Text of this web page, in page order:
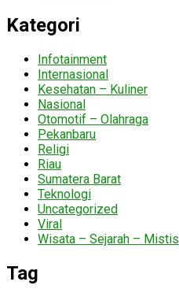
Kategori
Infotainment
Internasional
Kesehatan – Kuliner
Nasional
Otomotif – Olahraga
Pekanbaru
Religi
Riau
Sumatera Barat
Teknologi
Uncategorized
Viral
Wisata – Sejarah – Mistis
Tag